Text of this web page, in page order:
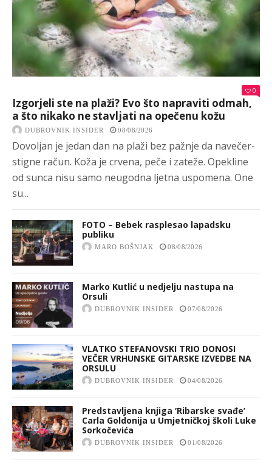
0
Izgorjeli ste na plaži? Evo što napraviti odmah,
a što nikako ne stavljati na opečenu kožu
DUBROVNIK INSIDER 08/08/2026
Dovoljan je jedan dan na plaži bez pažnje da navečer-
stigne račun. Koža je crvena, peče i zateže. Opekline
od sunca nisu samo neugodna ljetna uspomena. One
su...
FOTO – Bebek rasplesao lapadsku
publiku
MARO BOŠNJAK 08/08/2026
Marko Kutlić u nedjelju nastupa na
Orsuli
DUBROVNIK INSIDER 07/08/2026
VLATKO STEFANOVSKI TRIO DONOSI
VEČER VRHUNSKE GITARSKE IZVEDBE NA
ORSULU
DUBROVNIK INSIDER 04/08/2026
Predstavljena knjiga ‘Ribarske svađe’
Carla Goldonija u Umjetničkoj školi Luke
Sorkočevića
DUBROVNIK INSIDER 01/08/2026